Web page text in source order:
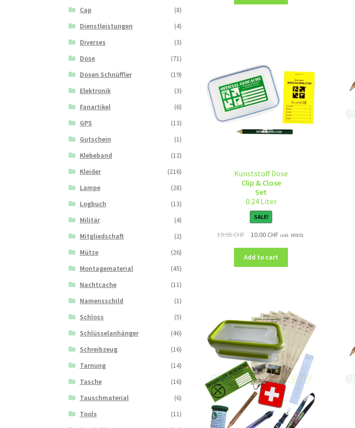
Kunststoff Dose
Clip & Close
Set
0.24 Liter
SALE!
19.95CHF 10.00CHF inkl. MWSt.
Add to cart
Cap
(8)
Dienstleistungen
(4)
Diverses
(3)
Dose
(71)
Dosen Schnüffler
(19)
Elektronik
(3)
Fanartikel
(6)
GPS
(13)
Gutschein
(1)
Klebeband
(12)
Kleider
(216)
Lampe
(28)
Logbuch
(13)
Militär
(4)
Mitgliedschaft
(2)
Mütze
(26)
Montagematerial
(45)
Nachtcache
(11)
Namensschild
(1)
Schloss
(5)
Schlüsselanhänger
(46)
Schreibzeug
(16)
Tarnung
(14)
Tasche
(16)
Tauschmaterial
(6)
Tools
(11)